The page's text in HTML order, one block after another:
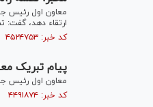
معاون اول رئيس
ارتقاء دهد، گفت:
کد خبر: ۴۵۲۴۷۵۳ تاریخ انتشار : ۱۴۰۱/۰۹/۰۱
پیام تبریک
معاون اول رئیس
کد خبر: ۴۴۹۱۸۷۴ تاریخ انتشار : ۱۴۰۱/۰۸/۰۶